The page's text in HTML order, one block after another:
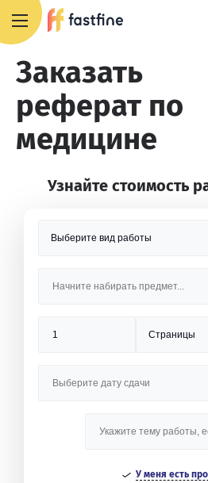
Заказать
реферат по
медицине
Узнайте стоимость
У меня есть